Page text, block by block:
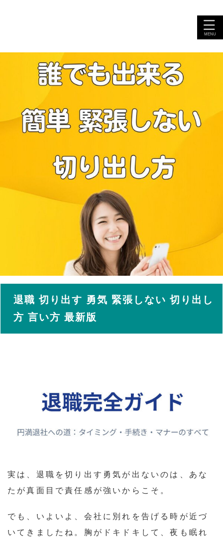
退職 切り出す 勇気 緊張しない 切り出し
方 言い方 最新版
実は、退職を切り出す勇気が出ないのは、あな
たが真面目で責任感が強いからこそ。
でも、いよいよ、会社に別れを告げる時が近づ
いてきましたね。胸がドキドキして、夜も眠れ